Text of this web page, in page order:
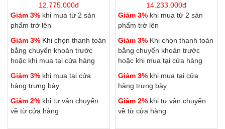
12.775.000đ
Giảm 3% khi mua từ 2 sản
phẩm trở lên
Giảm 3% Khi chọn thanh toán
bằng chuyển khoản trước
hoặc khi mua tại cửa hàng
Giảm 3% khi mua tại cửa
hàng trưng bày
Giảm 2% khi tự vận chuyển
về từ cửa hàng
14.233.000đ
Giảm 3% khi mua từ 2 sản
phẩm trở lên
Giảm 3% Khi chọn thanh toán
bằng chuyển khoản trước
hoặc khi mua tại cửa hàng
Giảm 3% khi mua tại cửa
hàng trưng bày
Giảm 2% khi tự vận chuyển
về từ cửa hàng